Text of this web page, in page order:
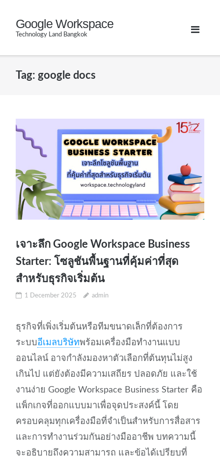
content
Google Workspace
Technology Land Bangkok
Tag: google docs
เจาะลึก Google Workspace Business
Starter: โซลูชันพื้นฐานที่คุ้มค่าที่สุด
สำหรับธุรกิจเริ่มต้น
1 December 2025 admin
ธุรกิจที่เพิ่งเริ่มต้นหรือทีมขนาดเล็กที่ต้องการ
ระบบอีเมลบริษัทพร้อมเครื่องมือทำงานแบบ
ออนไลน์ อาจกำลังมองหาตัวเลือกที่ต้นทุนไม่สูง
เกินไป แต่ยังต้องมีความเสถียร ปลอดภัย และใช้
งานง่าย Google Workspace Business Starter คือ
แพ็กเกจที่ออกแบบมาเพื่อจุดประสงค์นี้ โดย
ครอบคลุมทุกเครื่องมือที่จำเป็นสำหรับการสื่อสาร
และการทำงานร่วมกันอย่างมืออาชีพ บทความนี้
จะอธิบายถึงความสามารถ และข้อได้เปรียบที่